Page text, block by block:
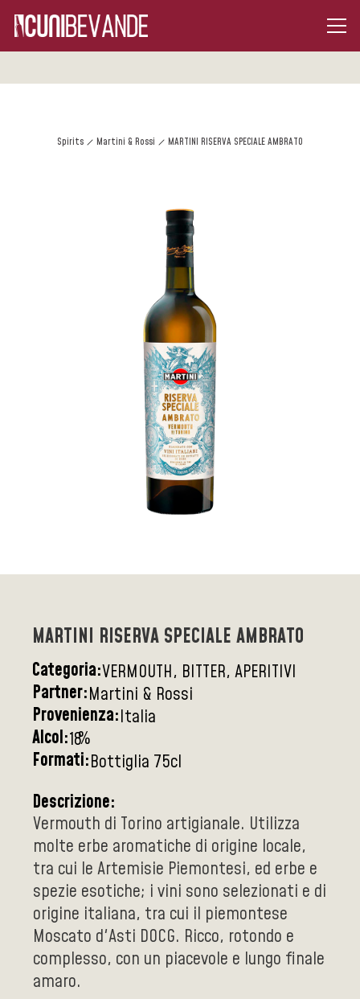
Spirits Martini & Rossi MARTINI RISERVA SPECIALE AMBRATO
MARTINI RISERVA SPECIALE AMBRATO
Categoria:VERMOUTH, BITTER, APERITIVI
Partner:Martini & Rossi
Provenienza:Italia
Alcol:18%
Formati:Bottiglia 75cl
Descrizione:
Vermouth di Torino artigianale. Utilizza
molte erbe aromatiche di origine locale,
tra cui le Artemisie Piemontesi, ed erbe e
spezie esotiche; i vini sono selezionati e di
origine italiana, tra cui il piemontese
Moscato d'Asti DOCG. Ricco, rotondo e
complesso, con un piacevole e lungo finale
amaro.